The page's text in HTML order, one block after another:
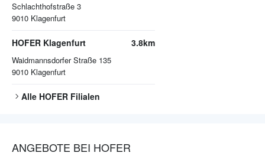
Schlachthofstraße 3
9010 Klagenfurt
HOFER Klagenfurt
Waidmannsdorfer Straße 135
9010 Klagenfurt
3.8km
Alle HOFER Filialen
ANGEBOTE BEI HOFER